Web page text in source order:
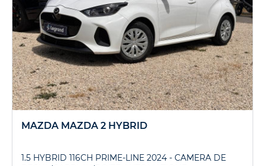
MAZDA MAZDA 2 HYBRID
1.5 HYBRID 116CH PRIME-LINE 2024 - CAMERA DE